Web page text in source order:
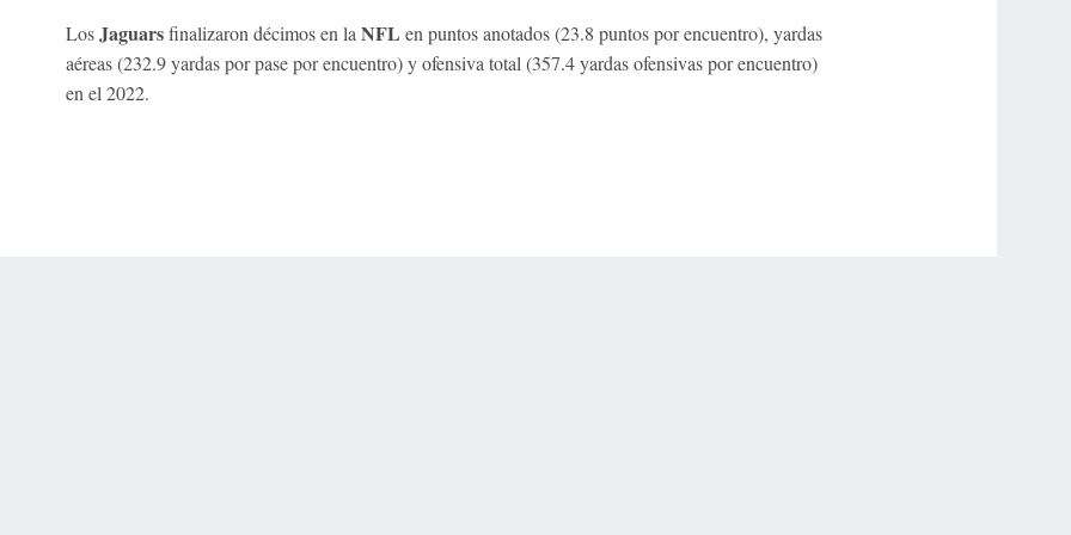
LosJaguarsfinalizaron décimos en laNFL en puntos anotados (23.8 puntos por encuentro), yardas
aéreas (232.9 yardas por pase por encuentro) y ofensiva total (357.4 yardas ofensivas por encuentro)
en el 2022.